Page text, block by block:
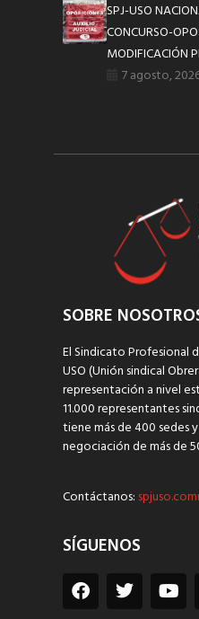
SPJ-USO
CONCURSO-
MODIFICACIÓN
7 agosto,
SOBRE
El Sindicato Profesional
USO (Unión sindical
representación a nivel
11.000 representantes
tiene más de 400 sedes
negociación de más de
Contáctanos:
SÍGUENOS